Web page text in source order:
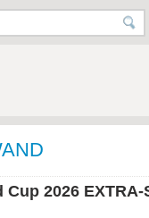
Cup 2026